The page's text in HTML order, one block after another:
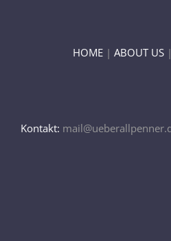
HOME| ABOUT US|
Kontakt: